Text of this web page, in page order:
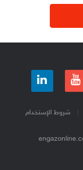
شروط الإستخدام